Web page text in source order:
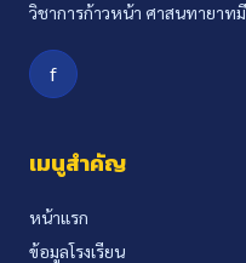
วิชาการก้าวหน้า ศาสนทายา
f
เมนูสำคัญ
หน้าแรก
ข้อมูลโรงเรียน